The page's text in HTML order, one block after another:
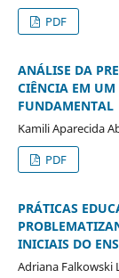
PDF
ANÁLISE DA
CIÊNCIA EM UM
FUNDAMENTAL
Kamili Aparecida
PDF
PRÁTICAS
INICIAIS DO
Adriana Falkowski